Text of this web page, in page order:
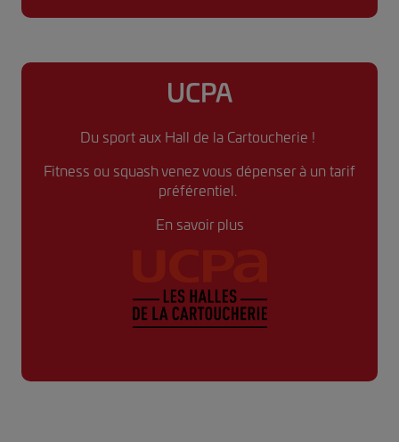
UCPA
Du sport aux Hall de la Cartoucherie !
Fitness ou squash venez vous dépenser à un tarif
préférentiel.
En savoir plus